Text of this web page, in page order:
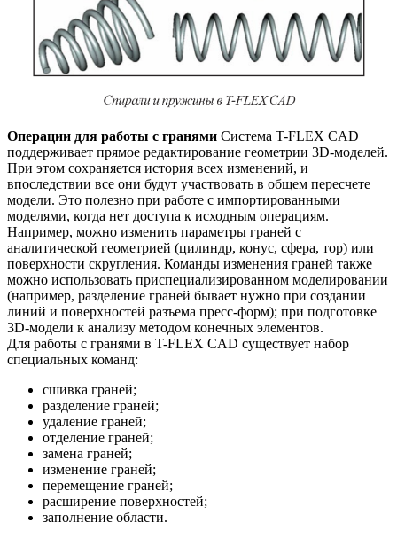
Операции для работы с гранями Система T-FLEX CAD
поддерживает прямое редактирование геометрии 3D-моделей.
При этом сохраняется история всех изменений, и
впоследствии все они будут участвовать в общем пересчете
модели. Это полезно при работе с импортированными
моделями, когда нет доступа к исходным операциям.
Например, можно изменить параметры граней с
аналитической геометрией (цилиндр, конус, сфера, тор) или
поверхности скругления. Команды изменения граней также
можно использовать приспециализированном моделировании
(например, разделение граней бывает нужно при создании
линий и поверхностей разъема пресс-форм); при подготовке
3D-модели к анализу методом конечных элементов.
Для работы с гранями в T-FLEX CAD существует набор
специальных команд:
сшивка граней;
разделение граней;
удаление граней;
отделение граней;
замена граней;
изменение граней;
перемещение граней;
расширение поверхностей;
заполнение области.